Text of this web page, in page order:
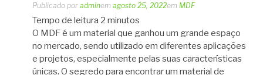
Publicado por adminem agosto 25, 2022em MDF
Tempo de leitura 2 minutos
O MDF é um material que ganhou um grande espaço
no mercado, sendo utilizado em diferentes aplicações
e projetos, especialmente pelas suas características
únicas. O segredo para encontrar um material de